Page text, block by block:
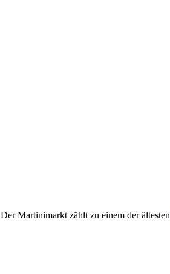
Martinimarkt zählt zu einem der ältesten